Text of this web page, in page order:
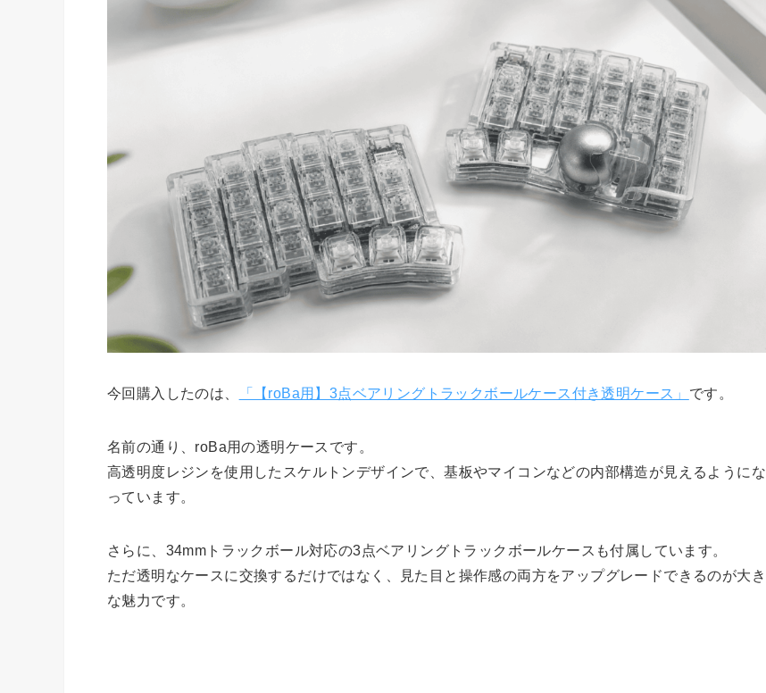
今回購入したのは、 「【roBa用】3点ベアリングトラックボールケース付き透明ケース」 です。
名前の通り、roBa用の透明ケースです。
高透明度レジンを使用したスケルトンデザインで、基板やマイコンなどの内部構造が見えるようにな
っています。
さらに、34mmトラックボール対応の3点ベアリングトラックボールケースも付属しています。
ただ透明なケースに交換するだけではなく、見た目と操作感の両方をアップグレードできるのが大き
な魅力です。